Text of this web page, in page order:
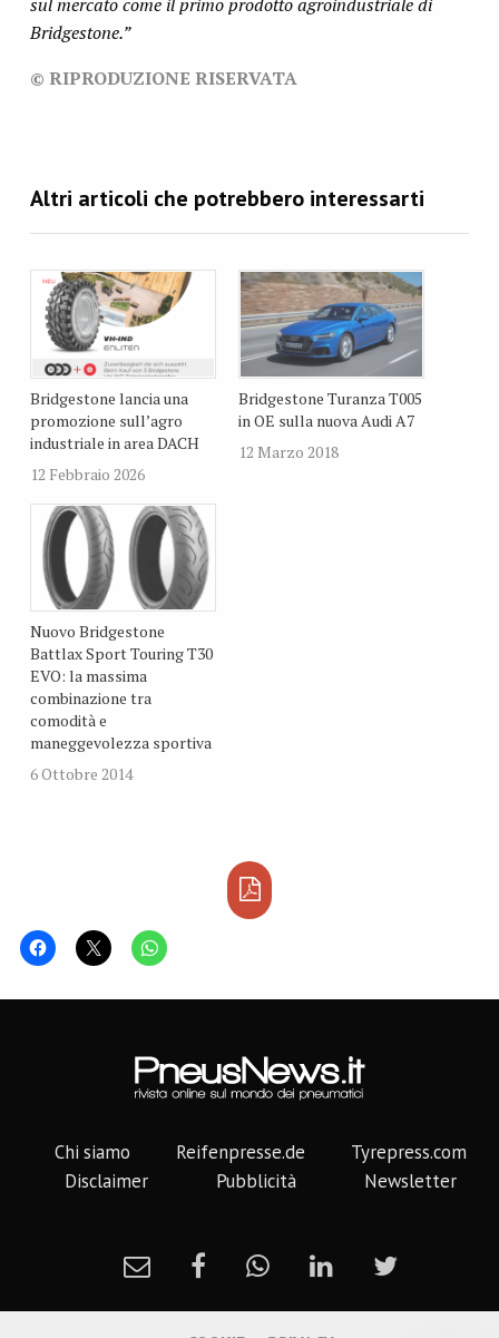
Bridgestone.”
© RIPRODUZIONE RISERVATA
Bridgestone lancia una
promozione sull’agro
industriale in area DACH
12 Febbraio 2026
Bridgestone Turanza T005
in OE sulla nuova Audi A7
12 Marzo 2018
Nuovo Bridgestone
Battlax Sport Touring T30
EVO: la massima
combinazione tra
comodità e
maneggevolezza sportiva
6 Ottobre 2014
Chi siamo Reifenpresse.de
Tyrepress.com
Disclaimer
Pubblicità Newsletter